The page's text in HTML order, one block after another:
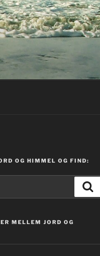
OG HIMMEL OG FIND:
MELLEM JORD OG